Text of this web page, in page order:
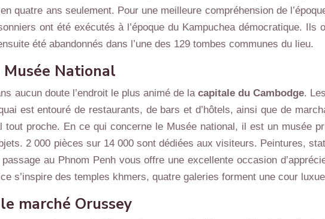
quatre ans seulement. Pour une meilleure compréhension de
ont été exécutés à l’époque du Kampuchea démocratique.
été abandonnés dans l’une des 129 tombes communes du lieu.
National
aucun doute l’endroit le plus animé de lacapitale du Cambodge.
est entouré de restaurants, de bars et d’hôtels, ainsi que de
tout proche. En ce qui concerne le Musée national, il est un musée
2 000 pièces sur 14 000 sont dédiées aux visiteurs. Peintures,
au Phnom Penh vous offre une excellente occasion
s’inspire des temples khmers, quatre galeries forment une cour
marché Orussey